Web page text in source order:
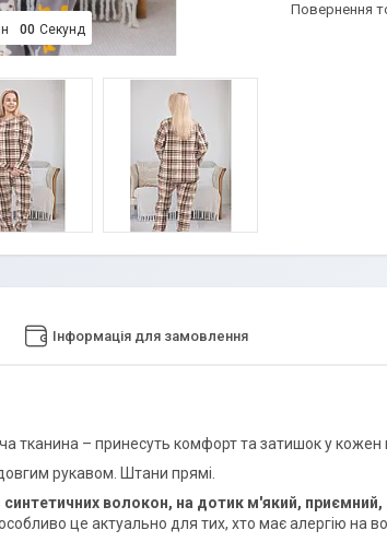
00 Секунд
повернення
Інформація для замовлення
тканина – принесуть комфорт та затишок у кожен
рукавом. Штани прямі.
синтетичних волокон, на дотик м'який,
це актуально для тих, хто має алергію на